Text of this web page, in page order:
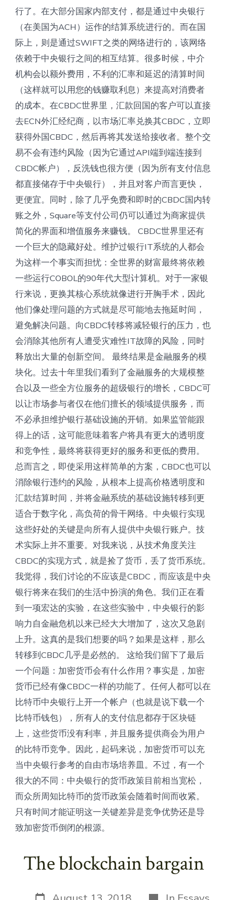
行了。在大部分国家内部支付，都是通过中央银行
（在美国为ACH）运作的结算系统进行的。而在国
际上，则是通过SWIFT之类的网络进行的，该网络
依赖于中央银行之间的相互结算。很多时候，中介
机构会以额外费用，不利的汇率和延迟的清算时间
（这样就可以用您的钱赚取利息）来提高对消费者
的成本。在CBDC世界里，汇款回国的客户可以直接
去ECN外汇经纪商，以市场汇率兑换其CBDC，立即
获得外国CBDC，然后再将其发送给接收者。整个交
易不会有违约风险（因为它通过API端到端连接到
CBDC帐户），反洗钱也很方便（因为所有支付信息
都直接储存于中央银行），并且对客户而言更快，
更便宜。同时，除了几乎免费和即时的CBDC国内转
账之外，Square等支付公司仍可以通过为商家提供
简化的界面和增值服务来赚钱。 CBDC世界里还有
一个巨大的隐藏好处。维护过银行IT系统的人都会
为这样一个事实而担忧：全世界的财富最终将依赖
一些运行COBOL的90年代大型计算机。对于一家银
行来说，更换其核心系统就像进行开胸手术，因此
他们像处理问题的方式就是尽可能地去拖延时间，
避免解决问题。向CBDC转​​移将减轻银行的压力，也
会消除其他所有人遭受灾难性IT故障的风险，同时
释放出大量的创新空间。 最终结果是金融服务的模
块化。过去十年里我们看到了金融服务的大规模整
合以及一些全方位服务的超级银行的增长，CBDC可
以让市场参与者仅在他们擅长的领域提供服务，而
不必承担维护银行基础设施的开销。如果监管能跟
得上的话，这可能意味着客户将具有更大的透明度
和竞争性，最终将获得更好的服务和更低的费用。
总而言之，即使采用这样简单的方案，CBDC也可以
消除银行违约的风险，从根本上提高价格透明度和
汇款结算时间，并将金融系统的基础设施转移到更
适合于数字化，高负荷的骨干网络。中央银行实现
这些好处的关键是向所有人提供中央银行账户。技
术实际上并不重要。对我来说，从技术角度关注
CBDC的实现方式，就是捡了货币，丢了货币系统。
我觉得，我们讨论的不应该是CBDC，而应该是中央
银行将来在我们的生活中扮演的角色。我们正在看
到一项宏达的实验，在这些实验中，中央银行的影
响力自金融危机以来已经大大增加了，这次又急剧
上升。这真的是我们想要的吗？如果是这样，那么
转移到CBDC几乎是必然的。 这给我们留下了最后
一个问题：加密货币会有什么作用？事实是，加密
货币已经有像CBDC一样的功能了。任何人都可以在
比特币中央银行上开一个帐户（也就是说下载一个
比特币钱包），所有人的支付信息都存于区块链
上，这些货币没有利率，并且服务提供商会为用户
的比特币竞争。因此，起码来说，加密货币可以充
当中央银行参考的自由市场培养皿。不过，有一个
很大的不同：中央银行的货币政策目前相当宽松，
而众所周知比特币的货币政策会随着时间而收紧。
只有时间才能证明这一关键差异是竞争优势还是导
致加密货币倒闭的根源。
The blockchain bargain
Post Categories